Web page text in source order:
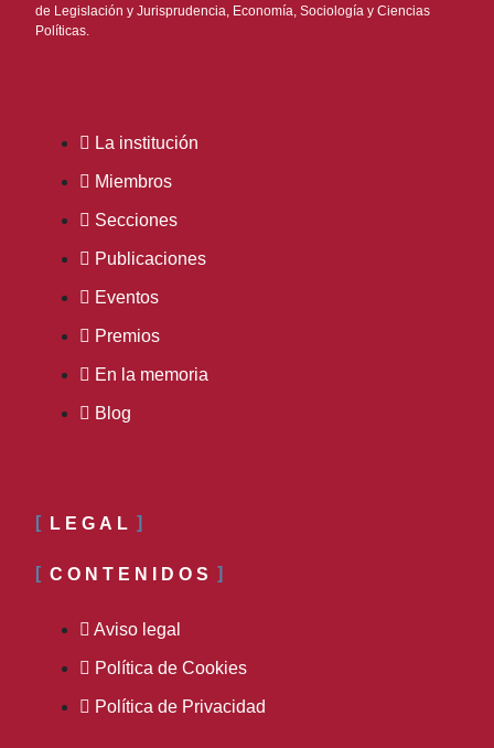
de Legislación y Jurisprudencia, Economía, Sociología y Ciencias
Políticas.
La institución
Miembros
Secciones
Publicaciones
Eventos
Premios
En la memoria
Blog
LEGAL
CONTENIDOS
Aviso legal
Política de Cookies
Política de Privacidad